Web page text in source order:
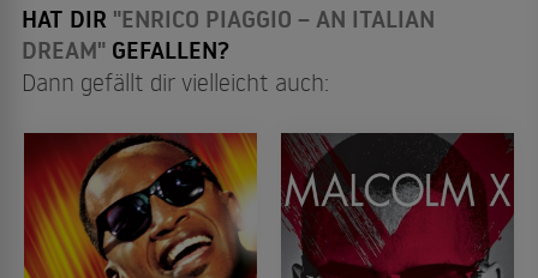
HAT DIR "ENRICO PIAGGIO – AN ITALIAN
DREAM" GEFALLEN?
Dann gefällt dir vielleicht auch: